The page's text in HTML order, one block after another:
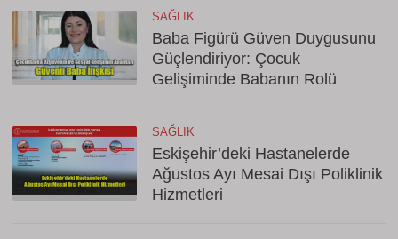
SAĞLIK
Baba Figürü Güven Duygusunu
Güçlendiriyor: Çocuk
Gelişiminde Babanın Rolü
SAĞLIK
Eskişehir’deki Hastanelerde
Ağustos Ayı Mesai Dışı Poliklinik
Hizmetleri